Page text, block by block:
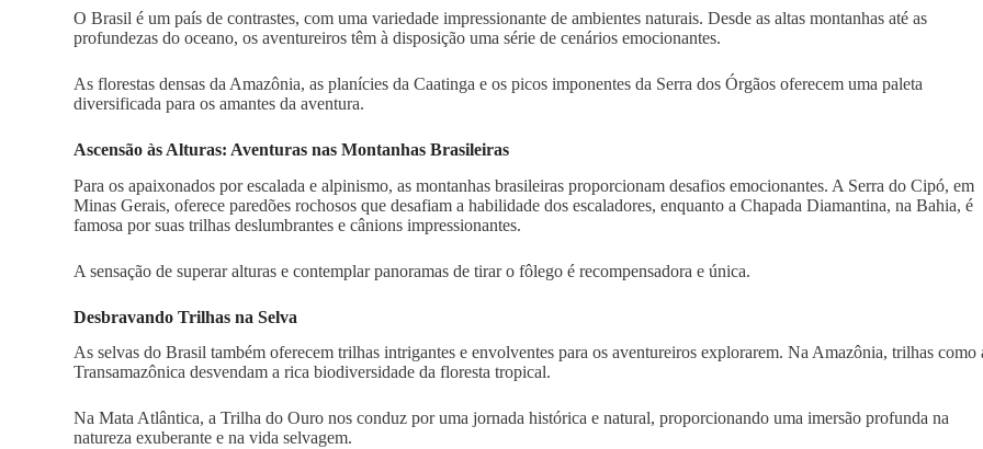
O Brasil é um país de contrastes, com uma variedade impressionante de ambientes naturais. Desde as altas montanhas até as
profundezas do oceano, os aventureiros têm à disposição uma série de cenários emocionantes.
As florestas densas da Amazônia, as planícies da Caatinga e os picos imponentes da Serra dos Órgãos oferecem uma paleta
diversificada para os amantes da aventura.
Ascensão às Alturas: Aventuras nas Montanhas Brasileiras
Para os apaixonados por escalada e alpinismo, as montanhas brasileiras proporcionam desafios emocionantes. A Serra do Cipó, em
Minas Gerais, oferece paredões rochosos que desafiam a habilidade dos escaladores, enquanto a Chapada Diamantina, na Bahia, é
famosa por suas trilhas deslumbrantes e cânions impressionantes.
A sensação de superar alturas e contemplar panoramas de tirar o fôlego é recompensadora e única.
Desbravando Trilhas na Selva
As selvas do Brasil também oferecem trilhas intrigantes e envolventes para os aventureiros explorarem. Na Amazônia, trilhas como
Transamazônica desvendam a rica biodiversidade da floresta tropical.
Na Mata Atlântica, a Trilha do Ouro nos conduz por uma jornada histórica e natural, proporcionando uma imersão profunda na
natureza exuberante e na vida selvagem.